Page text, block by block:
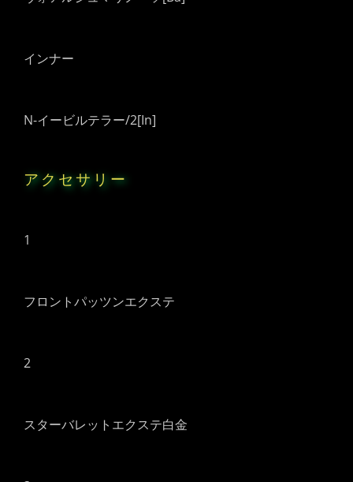
インナー
N-イービルテラー/2[In]
アクセサリー
1
フロントパッツンエクステ
2
スターバレットエクステ白金